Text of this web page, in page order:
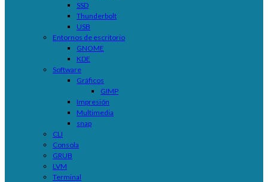
SSD
Thunderbolt
USB
Entornos de escritorio
GNOME
KDE
Software
Gráficos
GIMP
Impresión
Multimedia
snap
CLI
Consola
GRUB
LVM
Terminal